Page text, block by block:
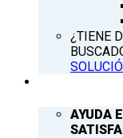
¿TIENE
AYUDA